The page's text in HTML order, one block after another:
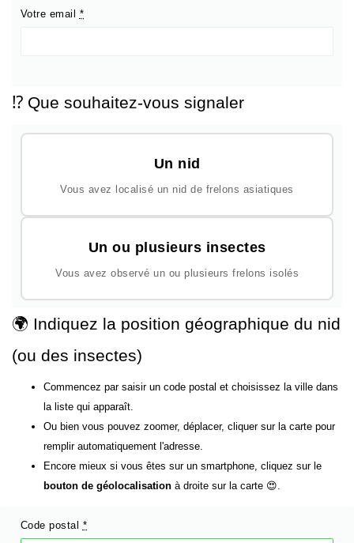
Votre email *
⁉️ Que souhaitez-vous signaler
Un nid
Vous avez localisé un nid de frelons asiatiques
Un ou plusieurs insectes
Vous avez observé un ou plusieurs frelons isolés
🌍 Indiquez la position géographique du nid
(ou des insectes)
Commencez par saisir un code postal et choisissez la ville dans
la liste qui apparaît.
Ou bien vous pouvez zoomer, déplacer, cliquer sur la carte pour
remplir automatiquement l'adresse.
Encore mieux si vous êtes sur un smartphone, cliquez sur le
bouton de géolocalisation à droite sur la carte 😍.
Code postal *